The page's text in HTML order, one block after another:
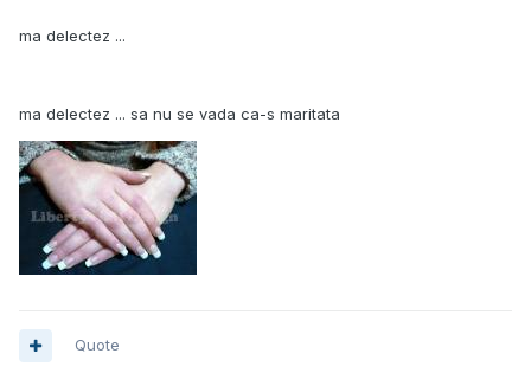
ma delectez ...
ma delectez ... sa nu se vada ca-s maritata
Quote